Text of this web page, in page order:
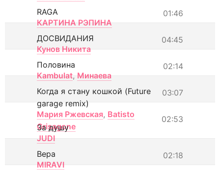
01:46
RAGA
КАРТИНА РЭПИНА
04:45
ДОСВИДАНИЯ
Кунов Никита
02:14
Половина
Kambulat, Минаева
03:07
Когда я стану кошкой (Future
garage remix)
Мария Ржевская, Batisto
Grisagone
02:53
За душу
JUDI
02:18
Вера
MIRAVI